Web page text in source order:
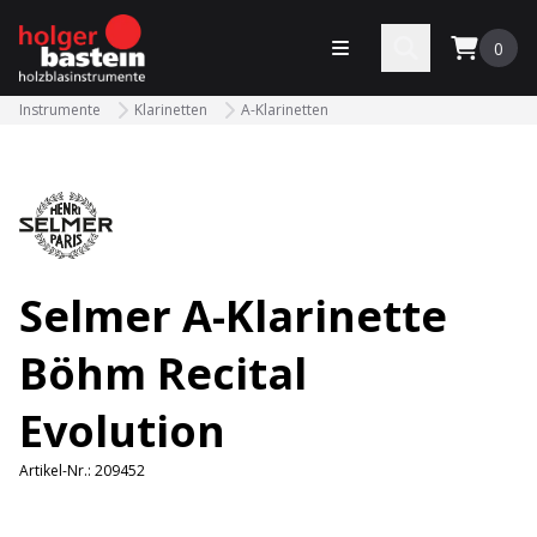
bastein
Menü öffnen 0
Instrumente Klarinetten A-Klarinetten
Selmer A-Klarinette
Böhm Recital
Evolution
Artikel-Nr.: 209452